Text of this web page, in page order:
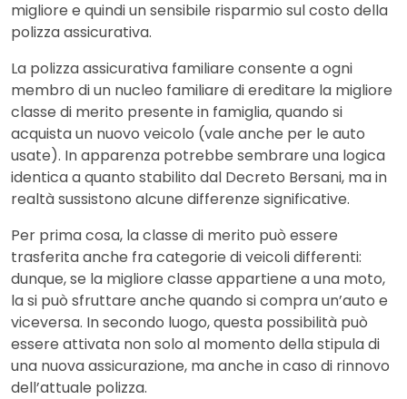
migliore e quindi un sensibile risparmio sul costo della
polizza assicurativa.
La polizza assicurativa familiare consente a ogni
membro di un nucleo familiare di ereditare la migliore
classe di merito presente in famiglia, quando si
acquista un nuovo veicolo (vale anche per le auto
usate). In apparenza potrebbe sembrare una logica
identica a quanto stabilito dal Decreto Bersani, ma in
realtà sussistono alcune differenze significative.
Per prima cosa, la classe di merito può essere
trasferita anche fra categorie di veicoli differenti:
dunque, se la migliore classe appartiene a una moto,
la si può sfruttare anche quando si compra un’auto e
viceversa. In secondo luogo, questa possibilità può
essere attivata non solo al momento della stipula di
una nuova assicurazione, ma anche in caso di rinnovo
dell’attuale polizza.